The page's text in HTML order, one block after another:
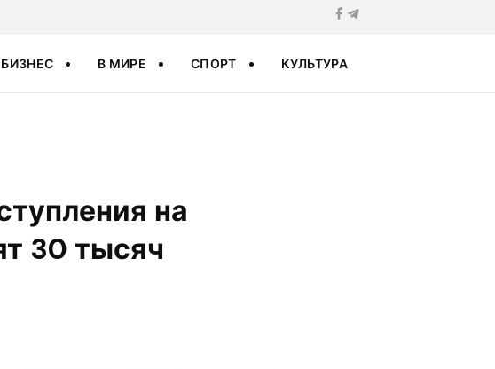
БИЗНЕС В МИРЕ СПОРТ КУЛЬТУРА
на
30 тысяч